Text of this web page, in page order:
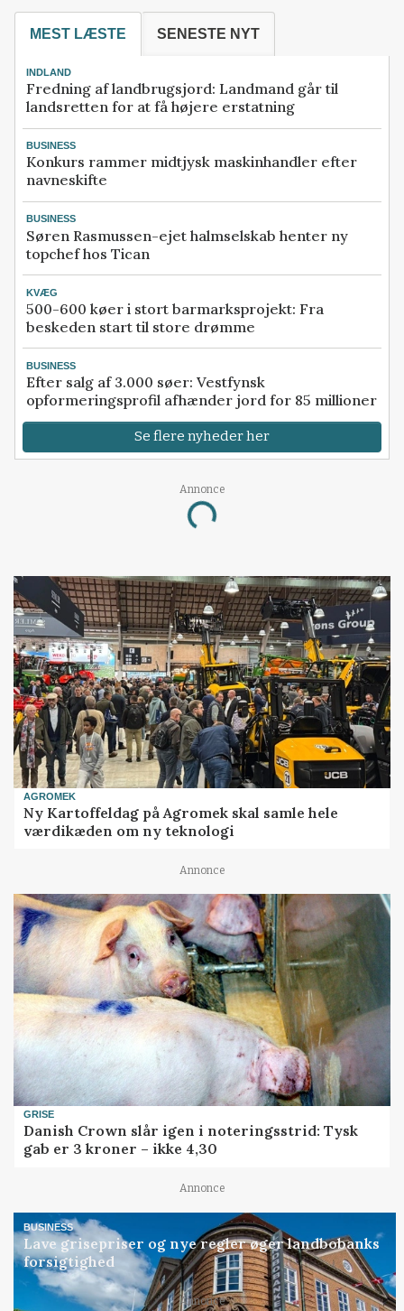
MEST LÆSTE SENESTE NYT
INDLAND
Fredning af landbrugsjord: Landmand går til
landsretten for at få højere erstatning
BUSINESS
Konkurs rammer midtjysk maskinhandler efter
navneskifte
BUSINESS
Søren Rasmussen-ejet halmselskab henter ny
topchef hos Tican
KVÆG
500-600 køer i stort barmarksprojekt: Fra
beskeden start til store drømme
BUSINESS
Efter salg af 3.000 søer: Vestfynsk
opformeringsprofil afhænder jord for 85 millioner
Se flere nyheder her
Annonce
Loading...
AGROMEK
Ny Kartoffeldag på Agromek skal samle hele
værdikæden om ny teknologi
Annonce
GRISE
Danish Crown slår igen i noteringsstrid: Tysk
gab er 3 kroner – ikke 4,30
Annonce
BUSINESS
Lave grisepriser og nye regler øger landbobanks
forsigtighed
Annonce